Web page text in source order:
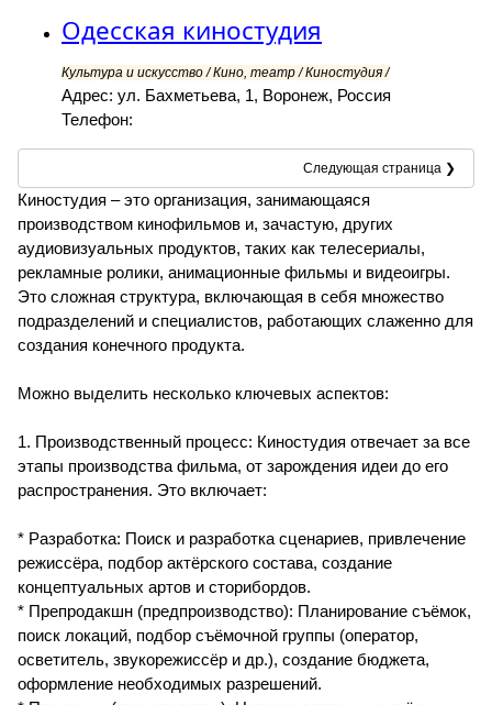
Одесская киностудия
Культура и искусство / Кино, театр / Киностудия /
Адрес: ул. Бахметьева, 1, Воронеж, Россия
Телефон:
Следующая страница ❯
Киностудия – это организация, занимающаяся
производством кинофильмов и, зачастую, других
аудиовизуальных продуктов, таких как телесериалы,
рекламные ролики, анимационные фильмы и видеоигры.
Это сложная структура, включающая в себя множество
подразделений и специалистов, работающих слаженно для
создания конечного продукта.
Можно выделить несколько ключевых аспектов:
1. Производственный процесс: Киностудия отвечает за все
этапы производства фильма, от зарождения идеи до его
распространения. Это включает:
* Разработка: Поиск и разработка сценариев, привлечение
режиссёра, подбор актёрского состава, создание
концептуальных артов и сторибордов.
* Препродакшн (предпроизводство): Планирование съёмок,
поиск локаций, подбор съёмочной группы (оператор,
осветитель, звукорежиссёр и др.), создание бюджета,
оформление необходимых разрешений.